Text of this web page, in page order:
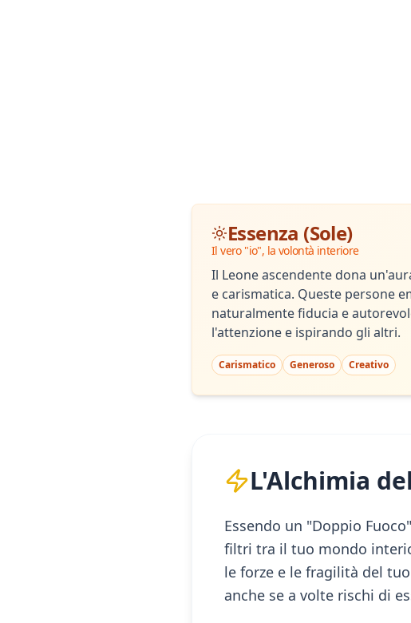
Essenza (Sole)
Il vero "io", la volontà interiore
Il Leone ascendente dona
e carismatica. Queste persone
naturalmente fiducia e
l'attenzione e ispirando gli altri.
Carismatico Generoso Creativo
L'Alchimia
Essendo un "Doppio
filtri tra il tuo mondo
le forze e le fragilità del
anche se a volte rischi di